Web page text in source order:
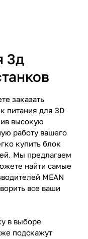
3д
заказать
питания для 3D
высокую
работу вашего
купить блок
Мы предлагаем
найти самые
MEAN
все ваши
в выборе
подскажут